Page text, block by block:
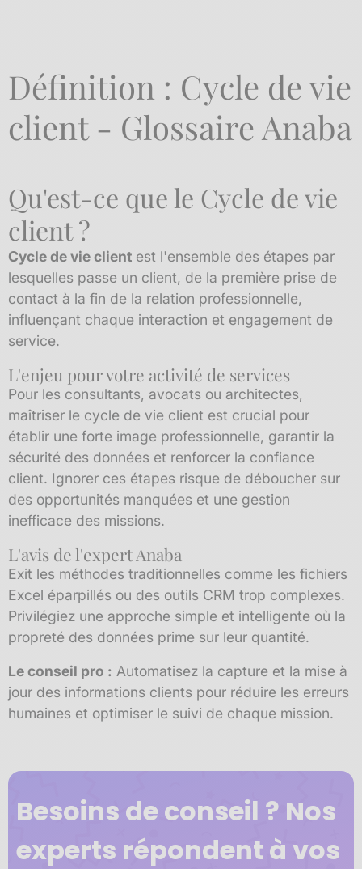
Définition : Cycle de vie
client - Glossaire Anaba
Qu'est-ce que le Cycle de vie
client ?
Cycle de vie client est l'ensemble des étapes par
lesquelles passe un client, de la première prise de
contact à la fin de la relation professionnelle,
influençant chaque interaction et engagement de
service.
L'enjeu pour votre activité de services
Pour les consultants, avocats ou architectes,
maîtriser le cycle de vie client est crucial pour
établir une forte image professionnelle, garantir la
sécurité des données et renforcer la confiance
client. Ignorer ces étapes risque de déboucher sur
des opportunités manquées et une gestion
inefficace des missions.
L'avis de l'expert Anaba
Exit les méthodes traditionnelles comme les fichiers
Excel éparpillés ou des outils CRM trop complexes.
Privilégiez une approche simple et intelligente où la
propreté des données prime sur leur quantité.
Le conseil pro : Automatisez la capture et la mise à
jour des informations clients pour réduire les erreurs
humaines et optimiser le suivi de chaque mission.
Besoins de conseil ? Nos
experts répondent à vos